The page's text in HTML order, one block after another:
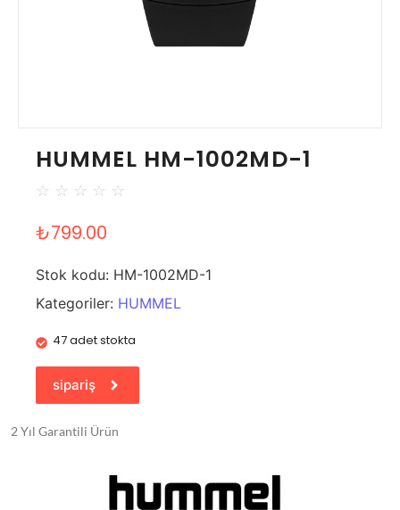
HUMMEL HM-1002MD-1
☆ ☆ ☆ ☆ ☆
₺799.00
Stok kodu: HM-1002MD-1
Kategoriler: HUMMEL
47 adet stokta
sipariş
2 Yıl Garantili Ürün